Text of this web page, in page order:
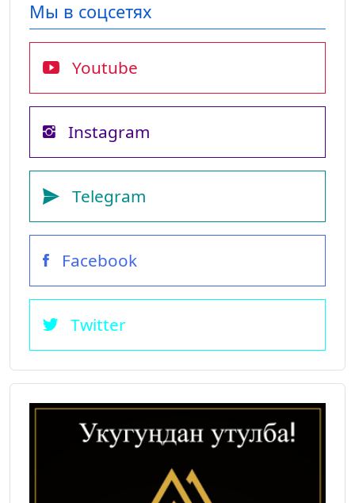
Мы в соцсетях
Youtube
Instagram
Telegram
Facebook
Twitter